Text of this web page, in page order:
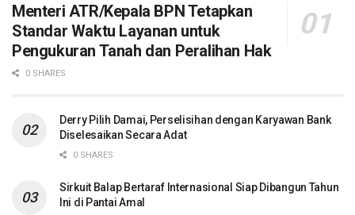
Menteri ATR/Kepala BPN Tetapkan
Standar Waktu Layanan untuk
Pengukuran Tanah dan Peralihan Hak
0 SHARES
Derry Pilih Damai, Perselisihan dengan Karyawan Bank
Diselesaikan Secara Adat
0 SHARES
Sirkuit Balap Bertaraf Internasional Siap Dibangun Tahun
Ini di Pantai Amal